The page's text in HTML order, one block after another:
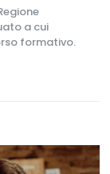
a cui
formativo.